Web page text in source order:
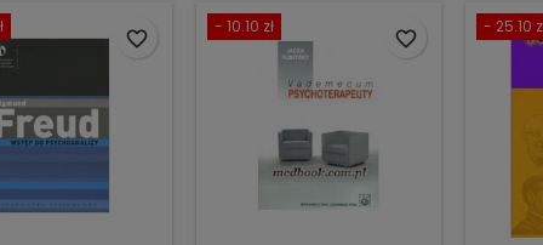
favorite_border
- 10.10 zł
favorite_border
- 25.10